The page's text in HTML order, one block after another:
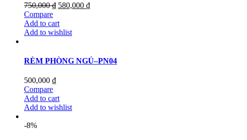
750,000₫ 580,000 ₫
Compare
Add to cart
Add to wishlist
RÈM PHÒNG NGỦ–PN04
500,000 ₫
Compare
Add to cart
Add to wishlist
-8%